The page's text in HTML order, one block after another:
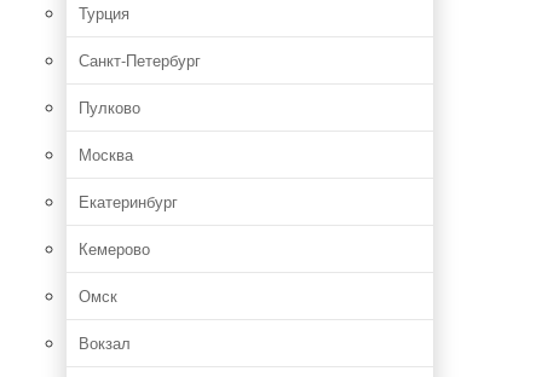
Турция
Санкт-Петербург
Пулково
Москва
Екатеринбург
Кемерово
Омск
Вокзал